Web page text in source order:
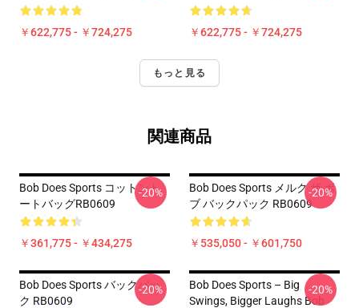
￥622,775 - ￥724,275 ￥622,775 - ￥724,275
もっと見る
関連商品
Bob Does Sports コットント
ートバッグRB0609
￥361,775 - ￥434,275
-20%
Bob Does Sports メルク ザ ボ
ブ バックパック RB0609
￥535,050 - ￥601,750
-20%
Bob Does Sports バックパッ
ク RB0609
-20%
Bob Does Sports – Big
Swings, Bigger Laughs Bob
-20%